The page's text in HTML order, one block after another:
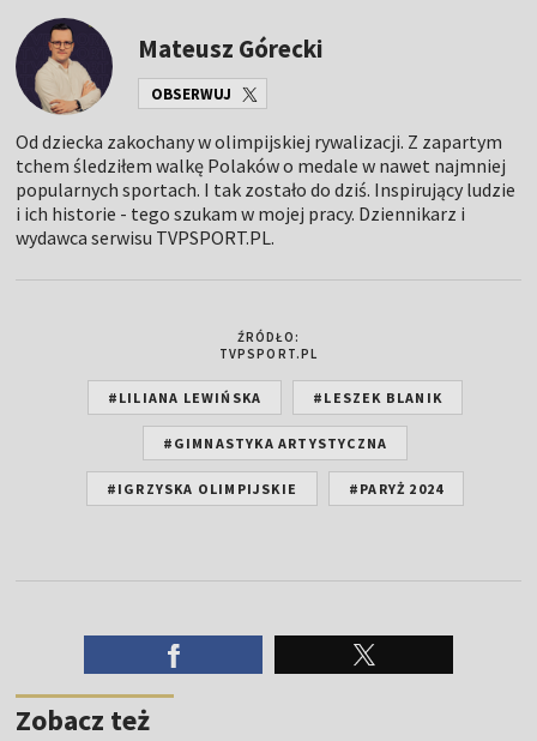
Mateusz Górecki
OBSERWUJ
Od dziecka zakochany w olimpijskiej rywalizacji. Z zapartym
tchem śledziłem walkę Polaków o medale w nawet najmniej
popularnych sportach. I tak zostało do dziś. Inspirujący ludzie
i ich historie - tego szukam w mojej pracy. Dziennikarz i
wydawca serwisu TVPSPORT.PL.
ŹRÓDŁO:
TVPSPORT.PL
#LILIANA LEWIŃSKA #LESZEK BLANIK
#GIMNASTYKA ARTYSTYCZNA
#IGRZYSKA OLIMPIJSKIE #PARYŻ 2024
Zobacz też